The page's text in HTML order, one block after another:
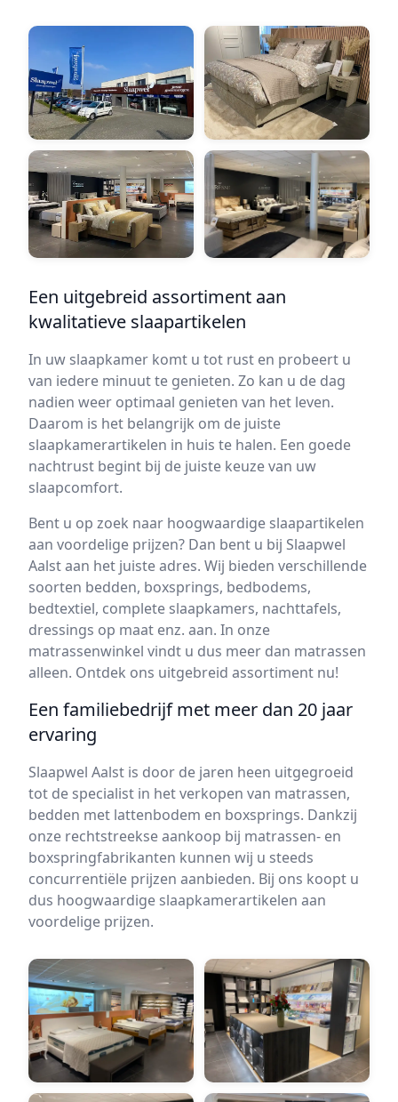
Een uitgebreid assortiment aan
kwalitatieve slaapartikelen
In uw slaapkamer komt u tot rust en probeert u
van iedere minuut te genieten. Zo kan u de dag
nadien weer optimaal genieten van het leven.
Daarom is het belangrijk om de juiste
slaapkamerartikelen in huis te halen. Een goede
nachtrust begint bij de juiste keuze van uw
slaapcomfort.
Bent u op zoek naar hoogwaardige slaapartikelen
aan voordelige prijzen? Dan bent u bij Slaapwel
Aalst aan het juiste adres. Wij bieden verschillende
soorten bedden, boxsprings, bedbodems,
bedtextiel, complete slaapkamers, nachttafels,
dressings op maat enz. aan. In onze
matrassenwinkel vindt u dus meer dan matrassen
alleen. Ontdek ons uitgebreid assortiment nu!
Een familiebedrijf met meer dan 20 jaar
ervaring
Slaapwel Aalst is door de jaren heen uitgegroeid
tot de specialist in het verkopen van matrassen,
bedden met lattenbodem en boxsprings. Dankzij
onze rechtstreekse aankoop bij matrassen- en
boxspringfabrikanten kunnen wij u steeds
concurrentiële prijzen aanbieden. Bij ons koopt u
dus hoogwaardige slaapkamerartikelen aan
voordelige prijzen.